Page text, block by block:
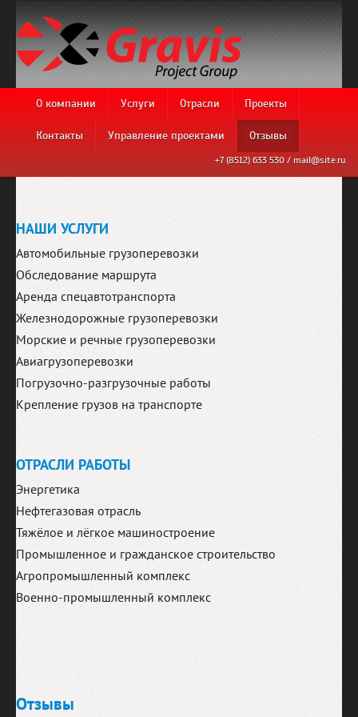
О компании Услуги Отрасли Проекты
Контакты Управление проектами Отзывы
+7 (8512) 633 530 / mail@site.ru
НАШИ УСЛУГИ
Автомобильные грузоперевозки
Обследование маршрута
Аренда спецавтотранспорта
Железнодорожные грузоперевозки
Морские и речные грузоперевозки
Авиагрузоперевозки
Погрузочно-разгрузочные работы
Крепление грузов на транспорте
ОТРАСЛИ РАБОТЫ
Энергетика
Нефтегазовая отрасль
Тяжёлое и лёгкое машиностроение
Промышленное и гражданское строительство
Агропромышленный комплекс
Военно-промышленный комплекс
Отзывы